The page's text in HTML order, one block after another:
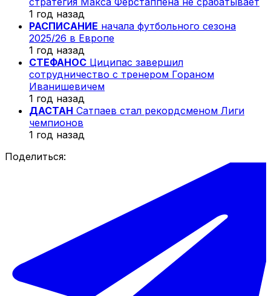
1 год назад
РАСПИСАНИЕ начала футбольного сезона
2025/26 в Европе
1 год назад
СТЕФАНОС Циципас завершил
сотрудничество с тренером Гораном
Иванишевичем
1 год назад
ДАСТАН Сатпаев стал рекордсменом Лиги
чемпионов
1 год назад
Поделиться: